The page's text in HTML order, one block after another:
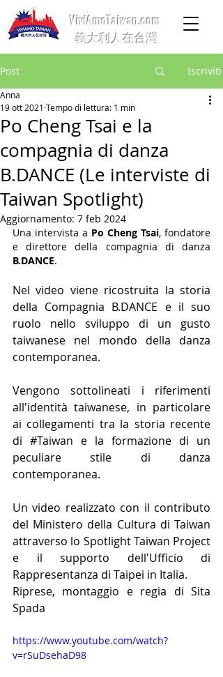
ViviAmoTaiwan.com
義大利人在台灣
Post Iscriviti
Po Cheng Tsai e la
compagnia di danza
B.DANCE (Le interviste di
Taiwan Spotlight)
Anna
19 ott 2021 Tempo di lettura: 1 min
Aggiornamento: 7 feb 2024
Una intervista a Po Cheng Tsai, fondatore
B.DANCE.
Nel video viene ricostruita la storia
della Compagnia B.DANCE e il suo
ruolo nello sviluppo di un gusto
taiwanese nel mondo della danza
contemporanea.
Vengono sottolineati i riferimenti
all'identità taiwanese, in particolare
ai collegamenti tra la storia recente
di #Taiwan e la formazione di un
peculiare stile di danza
contemporanea.
Un video realizzato con il contributo
del Ministero della Cultura di Taiwan
attraverso lo Spotlight Taiwan Project
e il supporto dell'Ufficio di
Rappresentanza di Taipei in Italia.
Riprese, montaggio e regia di Sita
Spada
https://www.youtube.com/watch?
v=rSuDsehaD98